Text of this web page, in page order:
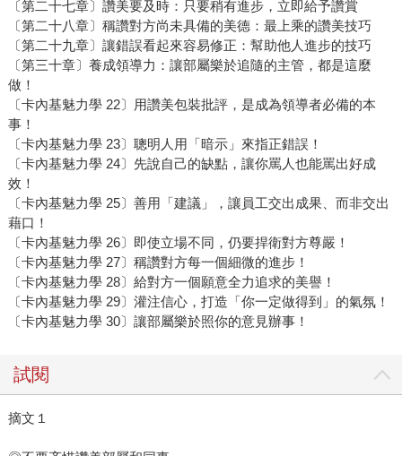
〔第二十七章〕讚美要及時：只要稍有進步，立即給予讚賞
〔第二十八章〕稱讚對方尚未具備的美德：最上乘的讚美技巧
〔第二十九章〕讓錯誤看起來容易修正：幫助他人進步的技巧
〔第三十章〕養成領導力：讓部屬樂於追隨的主管，都是這麼
做！
〔卡內基魅力學 22〕用讚美包裝批評，是成為領導者必備的本
事！
〔卡內基魅力學 23〕聰明人用「暗示」來指正錯誤！
〔卡內基魅力學 24〕先說自己的缺點，讓你罵人也能罵出好成
效！
〔卡內基魅力學 25〕善用「建議」，讓員工交出成果、而非交出
藉口！
〔卡內基魅力學 26〕即使立場不同，仍要捍衛對方尊嚴！
〔卡內基魅力學 27〕稱讚對方每一個細微的進步！
〔卡內基魅力學 28〕給對方一個願意全力追求的美譽！
〔卡內基魅力學 29〕灌注信心，打造「你一定做得到」的氣氛！
〔卡內基魅力學 30〕讓部屬樂於照你的意見辦事！
試閱
摘文１